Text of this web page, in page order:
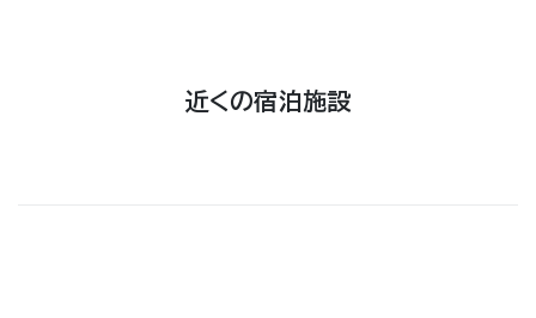
近くの宿泊施設